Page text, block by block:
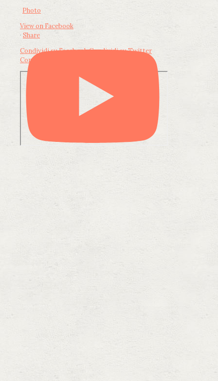
Photo
View on Facebook
· Share
Condividi su FacebookCondividi su Twitter
Condividi su LinkedIn